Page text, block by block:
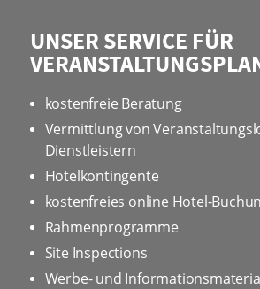
UNSER SERVICE FÜR
kostenfreie Beratung
Vermittlung von
Dienstleistern
Hotelkontingente
kostenfreies online Hotel-
Rahmenprogramme
Site Inspections
Werbe- und